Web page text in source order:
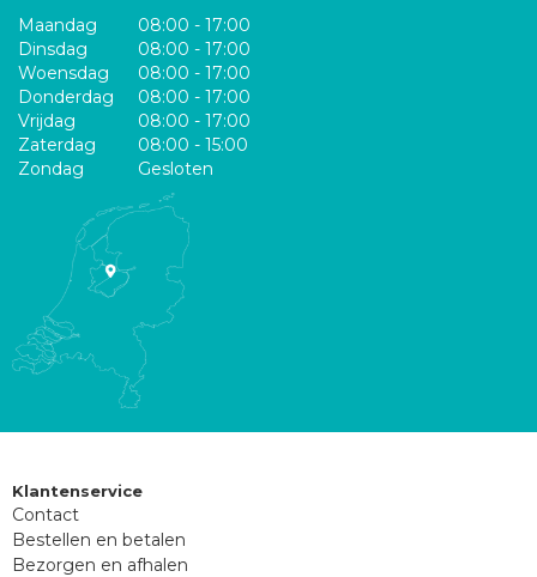
Maandag
08:00 - 17:00
Dinsdag
08:00 - 17:00
Woensdag
08:00 - 17:00
Donderdag
08:00 - 17:00
Vrijdag
08:00 - 17:00
Zaterdag
08:00 - 15:00
Zondag
Gesloten
Klantenservice
Contact
Bestellen en betalen
Bezorgen en afhalen